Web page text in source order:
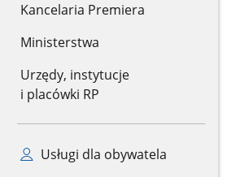
Kancelaria Premiera
Ministerstwa
Urzędy, instytucje
i placówki RP
Usługi dla obywatela